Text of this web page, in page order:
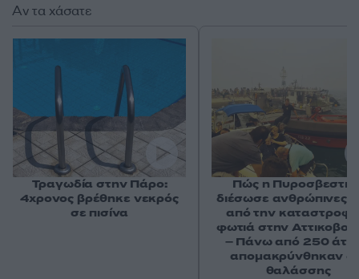
Αν τα χάσατε
Τραγωδία στην Πάρο:
4χρονος βρέθηκε νεκρός
σε πισίνα
Πώς η
διέσωσε ανθρώπινες
από την
φωτιά στην
– Πάνω από 250
απομακρύνθηκαν
θαλάσσης